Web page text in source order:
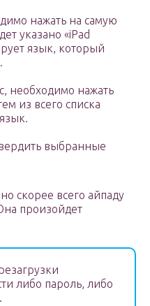
нажать на самую
указано «iPad
язык, который
необходимо нажать
из всего списка
выбранные
скорее всего айпаду
произойдет
либо пароль, либо